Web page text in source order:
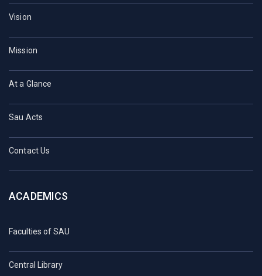
Vision
Mission
At a Glance
Sau Acts
Contact Us
ACADEMICS
Faculties of SAU
Central Library